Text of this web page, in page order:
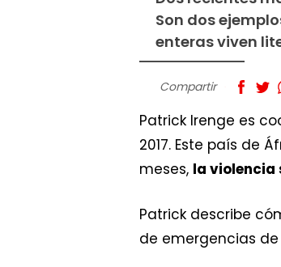
Son dos
enteras viven
Compartir
Patrick Irenge es
2017. Este país de
meses, la violencia
Patrick describe
de emergencias de